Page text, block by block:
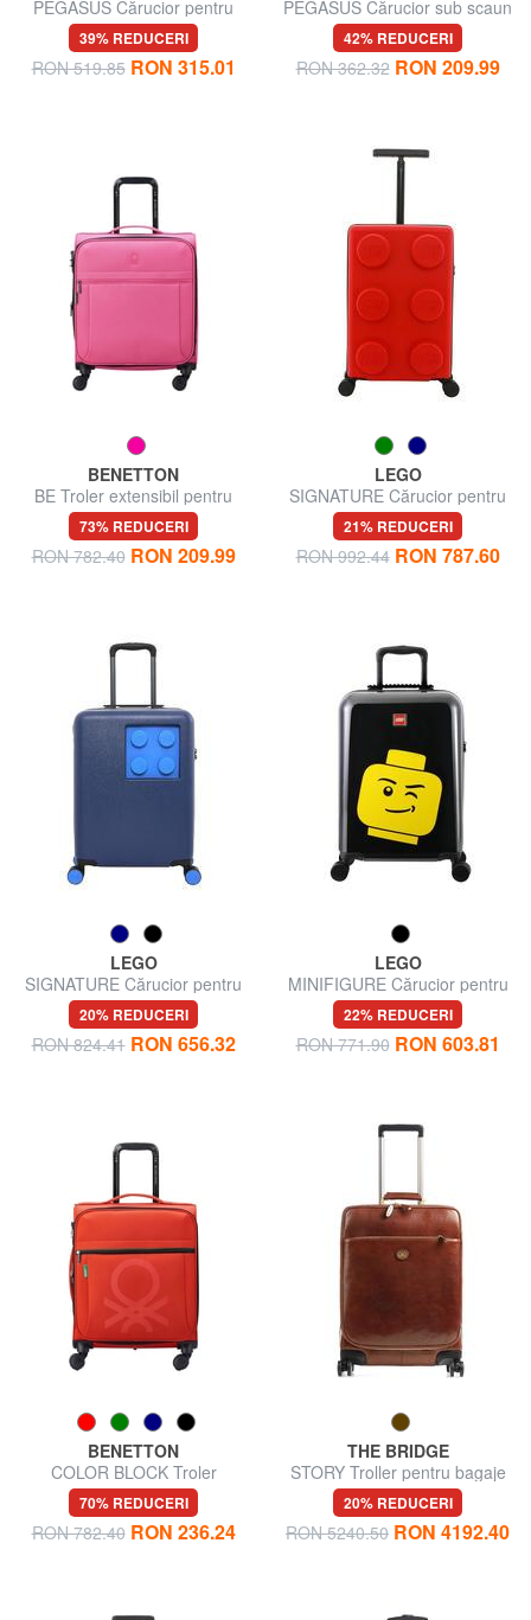
PEGASUS Cărucior pentru
bagaje de mână, cu suport
pentru PC
39% REDUCERI
RON 519.85 RON 315.01
PEGASUS Cărucior sub scaun
ok Easyjet
42% REDUCERI
RON 362.32 RON 209.99
BENETTON
BE Troler extensibil pentru
bagaj de mână
73% REDUCERI
RON 782.40 RON 209.99
LEGO
SIGNATURE Cărucior pentru
bagaje de mână
21% REDUCERI
RON 992.44 RON 787.60
LEGO
SIGNATURE Cărucior pentru
bagaje de mână
20% REDUCERI
RON 824.41 RON 656.32
LEGO
MINIFIGURE Cărucior pentru
bagaje de mână
22% REDUCERI
RON 771.90 RON 603.81
BENETTON
COLOR BLOCK Troler
extensibil pentru bagaj de
mână
70% REDUCERI
RON 782.40 RON 236.24
THE BRIDGE
STORY Troller pentru bagaje
de mână, din piele
20% REDUCERI
RON 5240.50 RON 4192.40